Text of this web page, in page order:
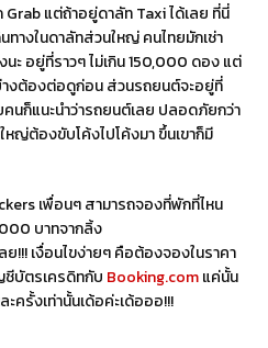
Grab แต่ถ้าอยู่ดาลัท Taxi ได้เลย ที่นี่
ทางในดาลัทส่วนใหญ่ คนไทยมักเช่า
ะ อยู่ที่ราวๆ ไม่เกิน 150,000 ดอง แต่
งต้องต่อดูก่อน ส่วนรถยนต์จะอยู่ที่
ก็แนะนำว่ารถยนต์เลย ปลอดภัยกว่า
หญ่ต้องขับโค้งไปโค้งมา ขึ้นเขาก็มี
เพื่อนๆ สามารถจองที่พักที่ไหน
บาทจากลิ้ง
ย!!! เงื่อนไขง่ายๆ คือต้องจองในราคา
บัตรเครดิทกับ Booking.comแค่นั้น
ครั้งเท่านั้นเด้อค่ะเด้อออ!!!